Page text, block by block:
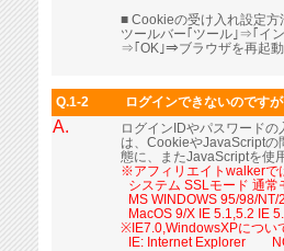
■ Cookieの受け入れ設定方
ツールバー｢ツール｣⇒｢イ
⇒｢OK｣⇒ブラウザを再起
Q.1-2 ログインできないのですが
A.
ログインIDやパスワード
は、CookieやJavaScriptの
態に、またJavaScriptを使
※アフィリエイトwalkerで
システム SSLモード 通常
MS WINDOWS 95/98/
MacOS 9/X IE 5.1,5.2 IE
※IE7.0,WindowsXPについ
IE: Internet Explorer